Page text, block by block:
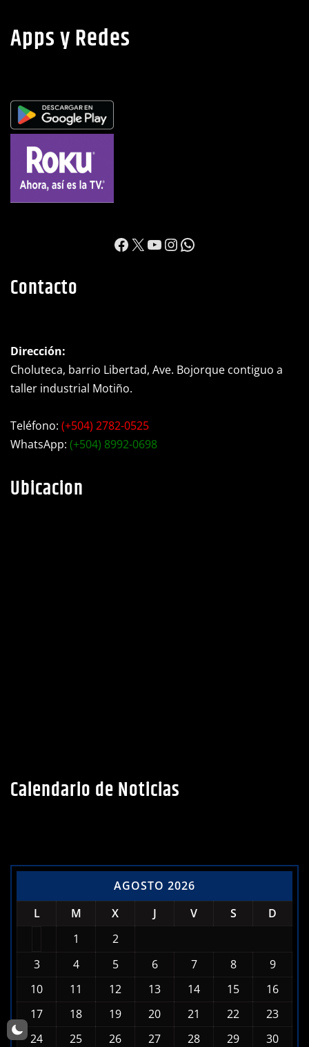
Choluteca, barrio Libertad, Ave. Bojorque contiguo a
taller industrial Motiño.
WhatsApp:(+504) 8992-0698
AGOSTO 2026
L
M X J V S
D
1
2
3
4 5 6 7 8
9
10
11 12 13 14 15 16